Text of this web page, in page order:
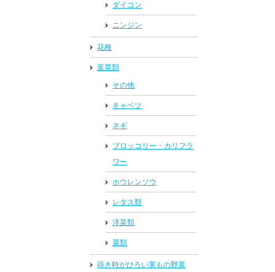
ダイコン
ニンジン
花種
葉菜類
その他
キャベツ
ネギ
ブロッコリー・カリフラ
ワー
ホウレンソウ
レタス類
洋菜類
菜類
蒔き時がひろい実もの野菜